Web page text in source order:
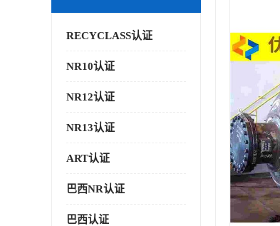
RECYCLASS认证
NR10认证
NR12认证
NR13认证
ART认证
巴西NR认证
巴西认证